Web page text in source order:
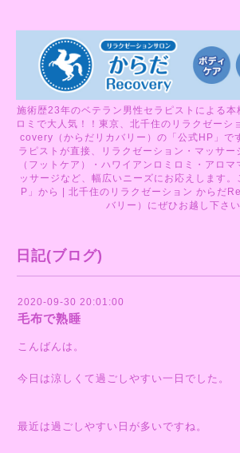
施術歴23年のベテラン男性セラピストによる本
ロミで大人気！！東京、北千住のリラクゼーシ
covery（からだリカバリー）の「公式HP」で
ラピストが直接、リラクゼーション・マッサー
（フットケア）・ハワイアンロミロミ・アロ
ッサージなど、幅広いニーズにお応えします
P」から | 北千住のリラクゼーション からだ
バリー）にぜひお越し下さい
日記(ブログ)
2020-09-30 20:01:00
毛布で熟睡
こんばんは。
今日は涼しくて過ごしやすい一日でした。
最近は過ごしやすい日が多いですね。